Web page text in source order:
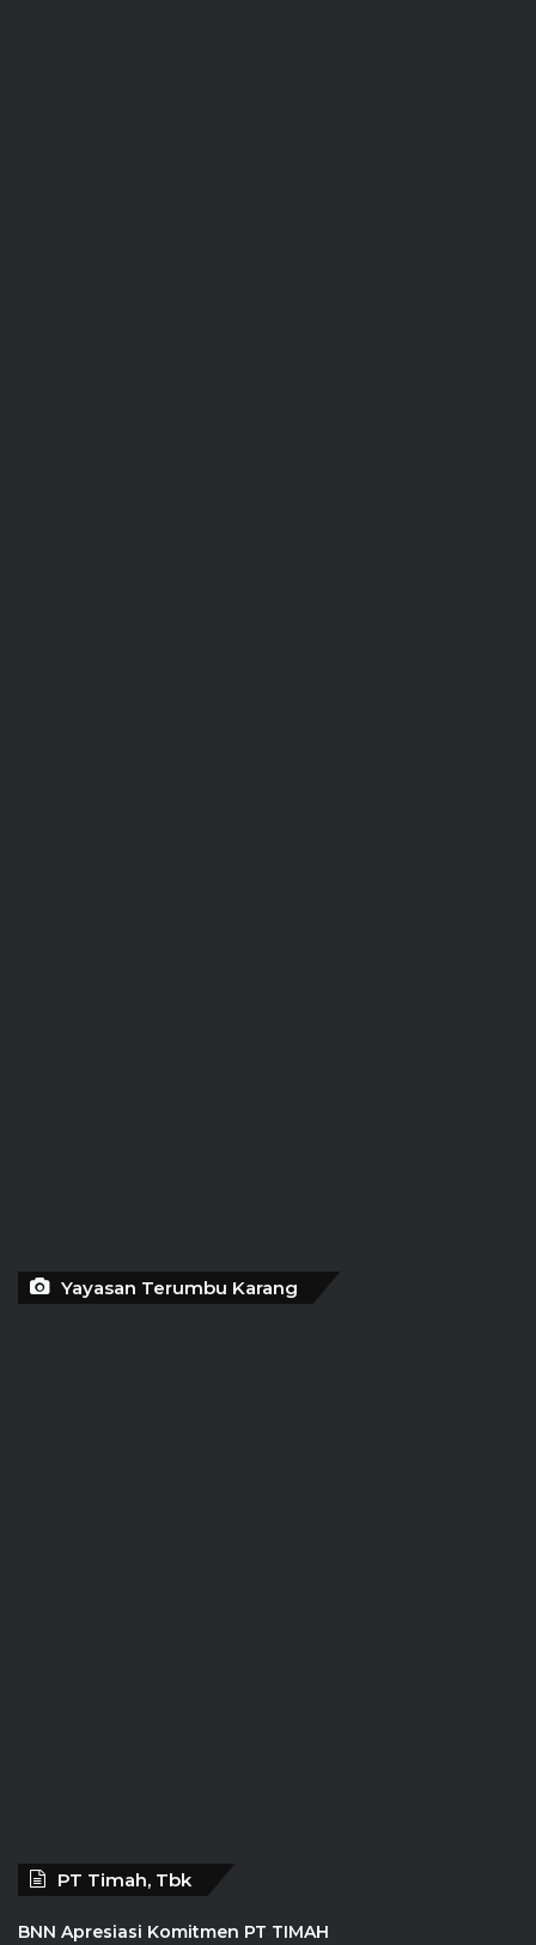
Yayasan Terumbu Karang
PT Timah, Tbk
BNN Apresiasi Komitmen PT TIMAH